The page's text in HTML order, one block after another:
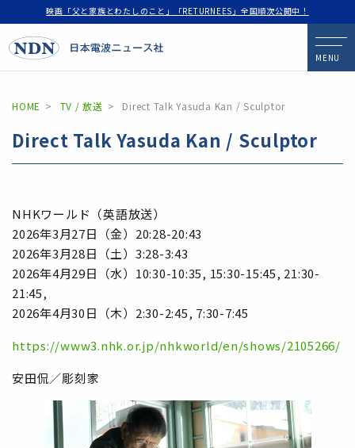
映画「父と家族とわたしのこと」「RETURNEES」全国順次公開中！
MENU
HOME TV / 放送 Direct Talk Yasuda Kan / Sculptor
Direct Talk Yasuda Kan / Sculptor
NHKワールド（英語放送）
2026年3月27日（金）20:28-20:43
2026年3月28日（土）3:28-3:43
2026年4月29日（水）10:30-10:35, 15:30-15:45, 21:30-
21:45,
2026年4月30日（木）2:30-2:45, 7:30-7:45
https://www3.nhk.or.jp/nhkworld/en/shows/2105266/
安田侃／彫刻家